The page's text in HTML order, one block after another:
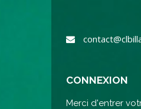
CONNEXION
Merci d'entrer